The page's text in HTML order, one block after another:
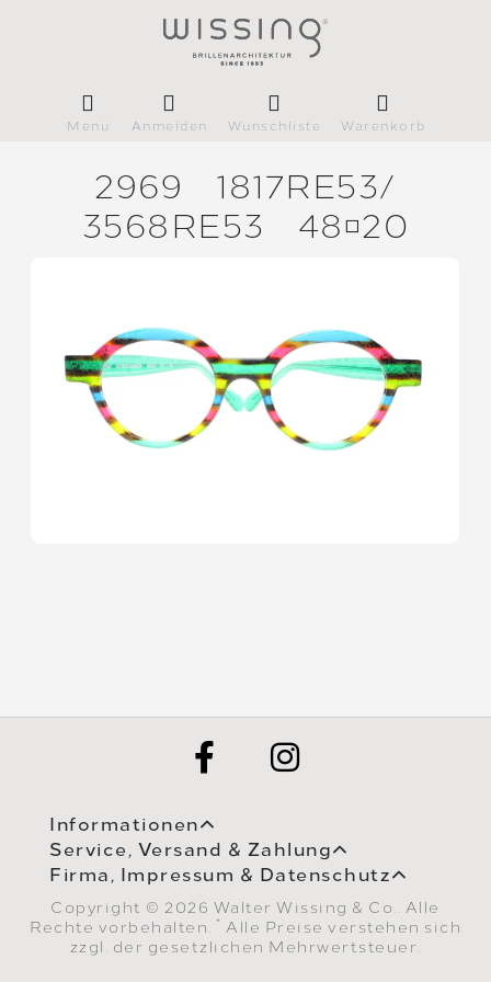
Menü Anmelden Wunschliste Warenkorb
2969
1817RE53/
3568RE53
4820
Informationen
Service, Versand & Zahlung
Firma, Impressum & Datenschutz
Copyright © 2026 Walter Wissing & Co.. Alle
Rechte vorbehalten.
* Alle Preise verstehen sich
zzgl. der gesetzlichen Mehrwertsteuer.